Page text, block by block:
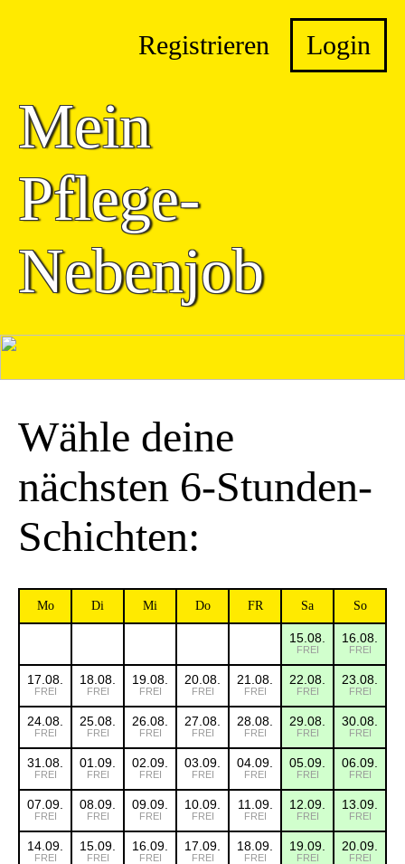
Registrieren Login
Mein
Pflege-
Nebenjob
Wähle deine
nächsten 6-Stunden-
Schichten:
Mo Di Mi Do FR Sa So
15.08.
FREI
16.08.
FREI
17.08.
FREI
18.08.
FREI
19.08.
FREI
20.08.
FREI
21.08.
FREI
22.08.
FREI
23.08.
FREI
24.08.
FREI
25.08.
FREI
26.08.
FREI
27.08.
FREI
28.08.
FREI
29.08.
FREI
30.08.
FREI
31.08.
FREI
01.09.
FREI
02.09.
FREI
03.09.
FREI
04.09.
FREI
05.09.
FREI
06.09.
FREI
07.09.
FREI
08.09.
FREI
09.09.
FREI
10.09.
FREI
11.09.
FREI
12.09.
FREI
13.09.
FREI
14.09.
FREI
15.09.
FREI
16.09.
FREI
17.09.
FREI
18.09.
FREI
19.09.
FREI
20.09.
FREI